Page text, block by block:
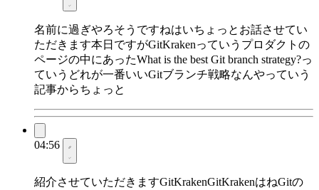
名前に過ぎやろそうですねはいちょっとお話させてい
ただきます本日ですがGitKrakenっていうプロダクトの
ページの中にあったWhat is the best Git branch strategy?っ
ていうどれが一番いいGitブランチ戦略なんやっていう
記事からちょっと
04:56
紹介させていただきますGitKrakenGitKrakenはねGitの